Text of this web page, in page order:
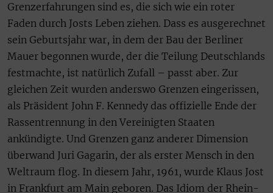
Grenzerfahrungen sind es, die sich wie ein roter
Faden durch Josts Leben ziehen. Dass es ausgerechnet
sein Geburtsjahr war, in dem der Bau der Berliner
Mauer begonnen wurde, der die Teilung Deutschlands
festmachte, ist natürlich Zufall – passt aber. Zur
gleichen Zeit wurden anderswo Grenzen eingerissen,
als Präsident John F. Kennedy das offizielle Ende der
Rassentrennung in den Vereinigten Staaten
ankündigte. Und Grenzen ganz anderer Dimension
überwand Juri Gagarin, der als erster Mensch in den
Weltraum flog. In diesem Jahr, 1961, wurde Klaus Jost
in Frankfurt am Main geboren. Das Idiom der Rhein-